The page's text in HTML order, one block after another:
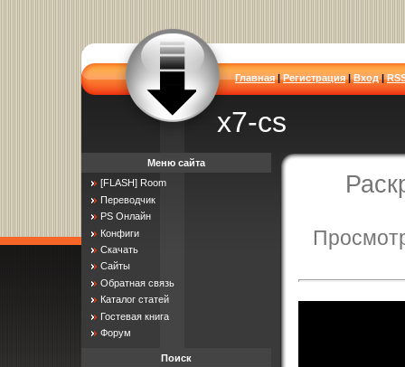
Главная|Регистрация|Вход|
x7-cs
Меню сайта
[FLASH] Room
Переводчик
PS Онлайн
Конфиги
Скачать
Сайты
Обратная связь
Каталог статей
Гостевая книга
Форум
Поиск